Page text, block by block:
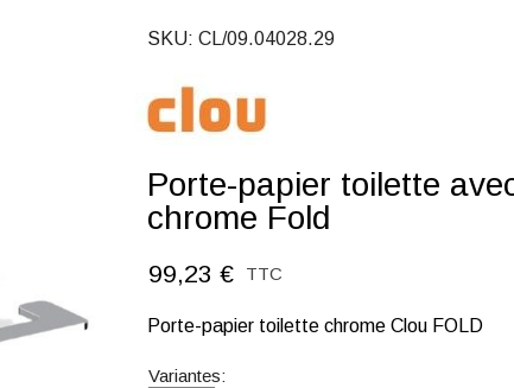
SKU CL/09.04028.29
Porte-papier toilette
chrome Fold
99,23 € TTC
Porte-papier toilette chrome Clou FOLD
Variantes: